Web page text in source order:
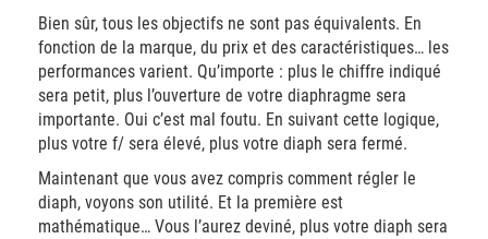
Bien sûr, tous les objectifs ne sont pas équivalents. En
fonction de la marque, du prix et des caractéristiques… les
performances varient. Qu’importe : plus le chiffre indiqué
sera petit, plus l’ouverture de votre diaphragme sera
importante. Oui c’est mal foutu. En suivant cette logique,
plus votre f/ sera élevé, plus votre diaph sera fermé.
Maintenant que vous avez compris comment régler le
diaph, voyons son utilité. Et la première est
mathématique… Vous l’aurez deviné, plus votre diaph sera